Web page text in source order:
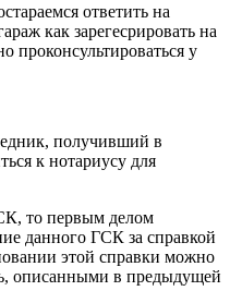
ответить на
как зарегесрировать на
проконсультироваться у
получивший в
к нотариусу для
то первым делом
данного ГСК за справкой
этой справки можно
описанными в предыдущей